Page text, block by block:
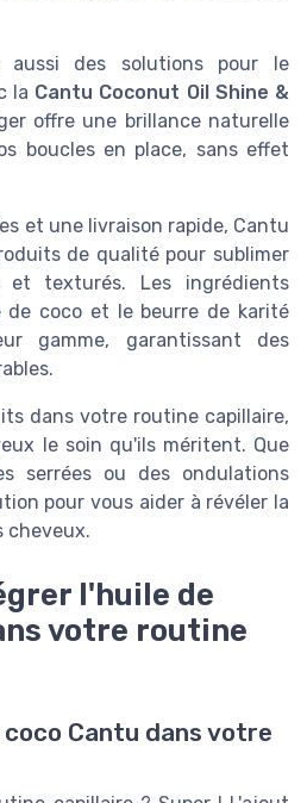
aussi des solutions pour le
la Cantu Coconut Oil Shine &
offre une brillance naturelle
boucles en place, sans effet
et une livraison rapide, Cantu
de qualité pour sublimer
et texturés. Les ingrédients
de coco et le beurre de karité
gamme, garantissant des
dans votre routine capillaire,
le soin qu'ils méritent. Que
serrées ou des ondulations
pour vous aider à révéler la
cheveux.
l'huile de
votre routine
Cantu dans votre